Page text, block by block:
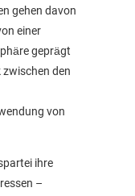
gehen davon
einer
geprägt
den
von
ihre
–